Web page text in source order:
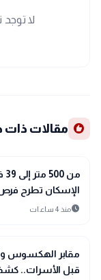
لا
recommend مقالات ذات
public
الأخبار المحلية
الإسكان تطرح
scheduleمنذ 4 ساعات
public
الأخبار المحلية
مقابر الهكسوس
قبل الأسرات..